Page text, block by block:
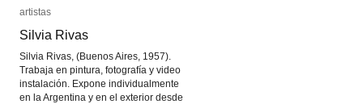
artistas
Silvia Rivas
Silvia Rivas, (Buenos Aires, 1957).
Trabaja en pintura, fotografía y video
instalación. Expone individualmente
en la Argentina y en el exterior desde
artistas
Silvia Rivas